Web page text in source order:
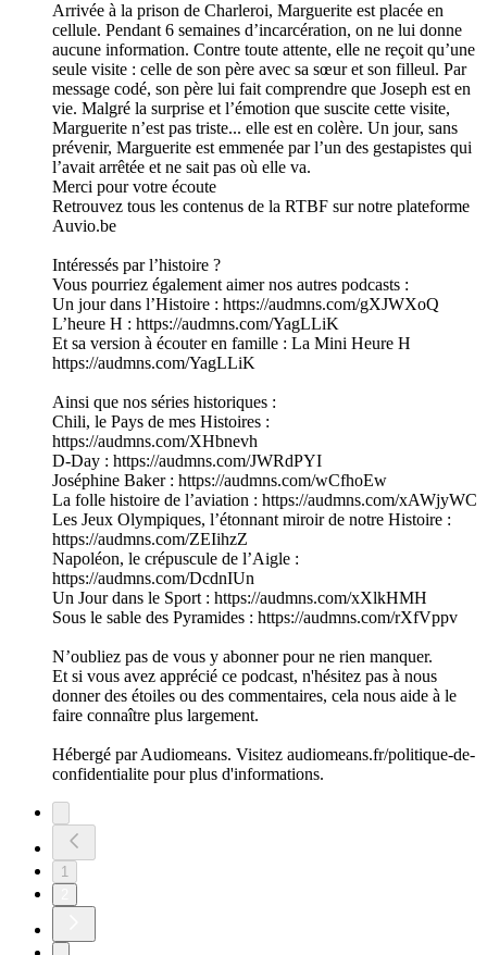
Arrivée à la prison de Charleroi, Marguerite est placée en
cellule. Pendant 6 semaines d’incarcération, on ne lui donne
aucune information. Contre toute attente, elle ne reçoit qu’une
seule visite : celle de son père avec sa sœur et son filleul. Par
message codé, son père lui fait comprendre que Joseph est en
vie. Malgré la surprise et l’émotion que suscite cette visite,
Marguerite n’est pas triste... elle est en colère. Un jour, sans
prévenir, Marguerite est emmenée par l’un des gestapistes qui
l’avait arrêtée et ne sait pas où elle va.
Merci pour votre écoute
Retrouvez tous les contenus de la RTBF sur notre plateforme
Auvio.be
Intéressés par l’histoire ?
Vous pourriez également aimer nos autres podcasts :
Un jour dans l’Histoire : https://audmns.com/gXJWXoQ
L’heure H : https://audmns.com/YagLLiK
Et sa version à écouter en famille : La Mini Heure H
https://audmns.com/YagLLiK
Ainsi que nos séries historiques :
Chili, le Pays de mes Histoires :
https://audmns.com/XHbnevh
D-Day : https://audmns.com/JWRdPYI
Joséphine Baker : https://audmns.com/wCfhoEw
La folle histoire de l’aviation : https://audmns.com/xAWjyWC
Les Jeux Olympiques, l’étonnant miroir de notre Histoire :
https://audmns.com/ZEIihzZ
Napoléon, le crépuscule de l’Aigle :
https://audmns.com/DcdnIUn
Un Jour dans le Sport : https://audmns.com/xXlkHMH
Sous le sable des Pyramides : https://audmns.com/rXfVppv
N’oubliez pas de vous y abonner pour ne rien manquer.
Et si vous avez apprécié ce podcast, n'hésitez pas à nous
donner des étoiles ou des commentaires, cela nous aide à le
faire connaître plus largement.
Hébergé par Audiomeans. Visitez audiomeans.fr/politique-de-
confidentialite pour plus d'informations.
1